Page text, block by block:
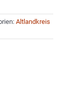
Altlandkreis